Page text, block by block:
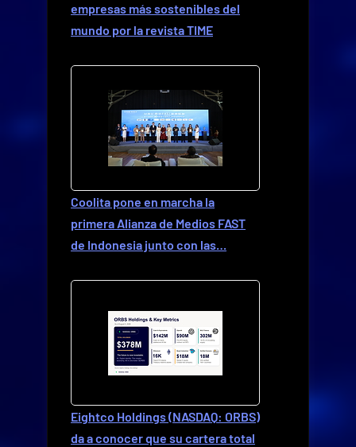
empresas más sostenibles del
mundo por la revista TIME
Coolita pone en marcha la
primera Alianza de Medios FAST
de Indonesia junto con las…
Eightco Holdings (NASDAQ: ORBS)
da a conocer que su cartera total